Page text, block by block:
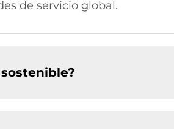
de servicio global.